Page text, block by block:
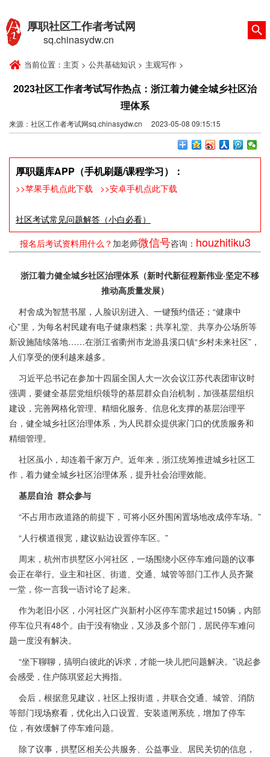
厚职社区工作者考试网
sq.chinasydw.cn
当前位置： 主页 > 公共基础知识 > 主观写作 >
2023社区工作者考试写作热点：浙江着力健全城乡社区治
理体系
来源：社区工作者考试网sq.chinasydw.cn 2023-05-08 09:15:15
厚职题库APP（手机刷题/课程学习）：
>>苹果手机点此下载 >>安卓手机点此下载
社区考试常见问题解答（小白必看）
报名后考试资料用什么？ 加老师微信号咨询： houzhitiku3
浙江着力健全城乡社区治理体系（新时代新征程新伟业·坚定不移
推动高质量发展）
村舍成为智慧书屋，人脸识别进入、一键预约借还；“健康中
心”里，为每名村民建有电子健康档案；共享礼堂、共享办公场所等
新设施陆续落地……在浙江省衢州市龙游县溪口镇“乡村未来社区”，
人们享受的便利越来越多。
习近平总书记在参加十四届全国人大一次会议江苏代表团审议时
强调，要健全基层党组织领导的基层群众自治机制，加强基层组织
建设，完善网格化管理、精细化服务、信息化支撑的基层治理平
台，健全城乡社区治理体系，为人民群众提供家门口的优质服务和
精细管理。
社区虽小，却连着千家万户。近年来，浙江统筹推进城乡社区工
作，着力健全城乡社区治理体系，提升社会治理效能。
基层自治 群众参与
“不占用市政道路的前提下，可将小区外围闲置场地改成停车场。”
“人行横道很宽，建议贴边设置停车区。”
周末，杭州市拱墅区小河社区，一场围绕小区停车难问题的议事
会正在举行。业主和社区、街道、交通、城管等部门工作人员齐聚
一堂，你一言我一语讨论了起来。
作为老旧小区，小河社区广兴新村小区停车需求超过150辆，内部
停车位只有48个。由于没有物业，又涉及多个部门，居民停车难问
题一度没有解决。
“坐下聊聊，搞明白彼此的诉求，才能一块儿把问题解决。”说起参
会感受，住户陈琪竖起大拇指。
会后，根据意见建议，社区上报街道，并联合交通、城管、消防
等部门现场察看，优化出入口设置、安装道闸系统，增加了停车
位，有效缓解了停车难问题。
除了议事，拱墅区相关公共服务、公益事业、居民关切的信息，